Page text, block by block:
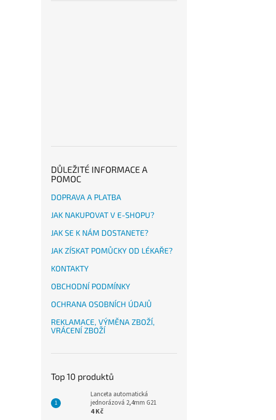
DŮLEŽITÉ INFORMACE A
POMOC
DOPRAVA A PLATBA
JAK NAKUPOVAT V E-SHOPU?
JAK SE K NÁM DOSTANETE?
JAK ZÍSKAT POMŮCKY OD LÉKAŘE?
KONTAKTY
OBCHODNÍ PODMÍNKY
OCHRANA OSOBNÍCH ÚDAJŮ
REKLAMACE, VÝMĚNA ZBOŽÍ,
VRÁCENÍ ZBOŽÍ
Top 10 produktů
Lanceta automatická
jednorázová 2,4mm G21
4 Kč